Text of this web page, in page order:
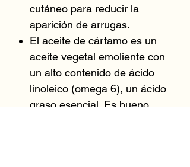
cutáneo para reducir la
aparición de arrugas.
El aceite de cártamo es un
aceite vegetal emoliente con
un alto contenido de ácido
linoleico (omega 6), un ácido
graso esencial. Es bueno